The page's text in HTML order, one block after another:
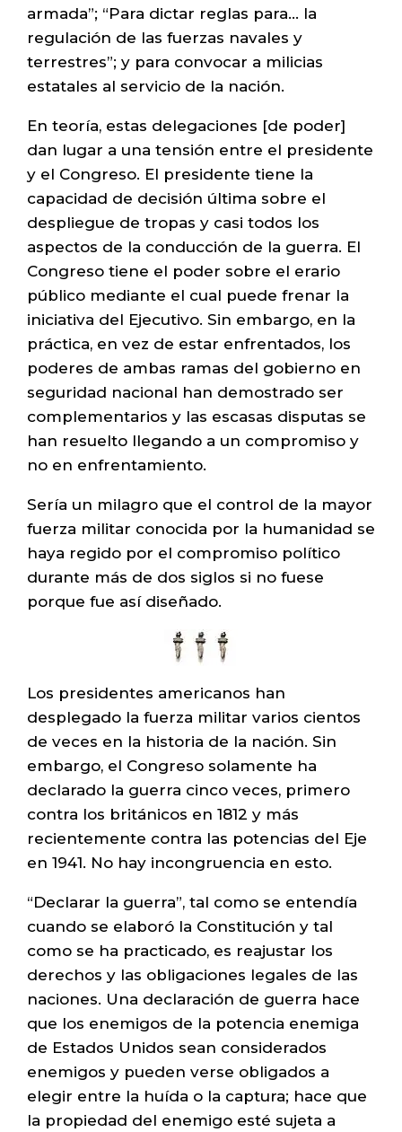
armada”; “Para dictar reglas para… la
regulación de las fuerzas navales y
terrestres”; y para convocar a milicias
estatales al servicio de la nación.
En teoría, estas delegaciones [de poder]
dan lugar a una tensión entre el presidente
y el Congreso. El presidente tiene la
capacidad de decisión última sobre el
despliegue de tropas y casi todos los
aspectos de la conducción de la guerra. El
Congreso tiene el poder sobre el erario
público mediante el cual puede frenar la
iniciativa del Ejecutivo. Sin embargo, en la
práctica, en vez de estar enfrentados, los
poderes de ambas ramas del gobierno en
seguridad nacional han demostrado ser
complementarios y las escasas disputas se
han resuelto llegando a un compromiso y
no en enfrentamiento.
Sería un milagro que el control de la mayor
fuerza militar conocida por la humanidad se
haya regido por el compromiso político
durante más de dos siglos si no fuese
porque fue así diseñado.
Los presidentes americanos han
desplegado la fuerza militar varios cientos
de veces en la historia de la nación. Sin
embargo, el Congreso solamente ha
declarado la guerra cinco veces, primero
contra los británicos en 1812 y más
recientemente contra las potencias del Eje
en 1941. No hay incongruencia en esto.
“Declarar la guerra”, tal como se entendía
cuando se elaboró la Constitución y tal
como se ha practicado, es reajustar los
derechos y las obligaciones legales de las
naciones. Una declaración de guerra hace
que los enemigos de la potencia enemiga
de Estados Unidos sean considerados
enemigos y pueden verse obligados a
elegir entre la huída o la captura; hace que
la propiedad del enemigo esté sujeta a